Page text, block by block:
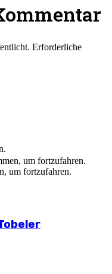
Media
Erforderliche
um fortzufahren.
um fortzufahren.